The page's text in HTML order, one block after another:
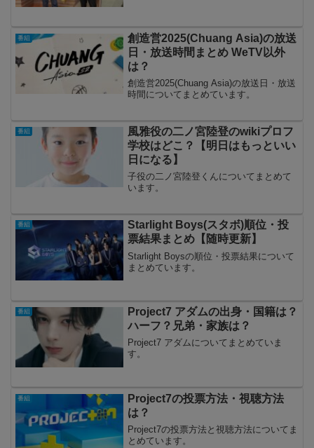
番組
創造営2025(Chuang Asia)の放送
日・放送時間まとめ WeTV以外
は？
創造営2025(Chuang Asia)の放送日・放送
時間についてまとめています。
番組
風雅役の二ノ宮陸登のwikiプロフ
学校はどこ？【明日はもっといい
日になる】
子役の二ノ宮陸登くんについてまとめて
います。
番組
Starlight Boys(スタボ)順位・投
票結果まとめ【随時更新】
Starlight Boysの順位・投票結果について
まとめています。
番組
Project7 アダムの出身・国籍は？
ハーフ？兄弟・家族は？
Project7 アダムについてまとめていま
す。
番組
Project7の投票方法・視聴方法
は？
Project7の投票方法と視聴方法についてま
とめています。